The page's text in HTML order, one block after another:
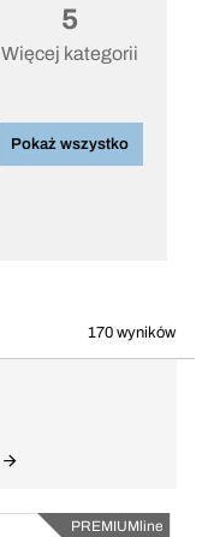
5
Więcej kategorii
Pokaż wszystko
170 wyników
PREMIUMline